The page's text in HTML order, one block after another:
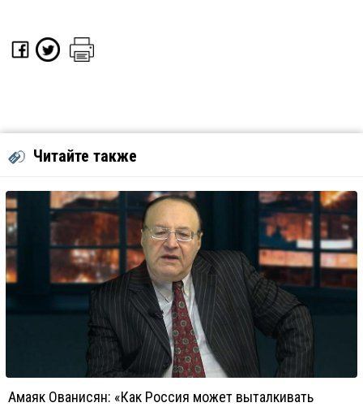
Читайте также
Амаяк Ованисян: «Как Россия может выталкивать